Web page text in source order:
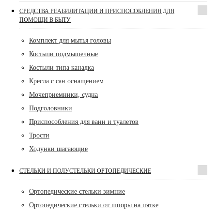
СРЕДСТВА РЕАБИЛИТАЦИИ И ПРИСПОСОБЛЕНИЯ ДЛЯ
ПОМОЩИ В БЫТУ
Комплект для мытья головы
Костыли подмышечные
Костыли типа канадка
Кресла с сан.оснащением
Мочеприемники, судна
Подголовники
Приспособления для ванн и туалетов
Трости
Ходунки шагающие
СТЕЛЬКИ И ПОЛУСТЕЛЬКИ ОРТОПЕДИЧЕСКИЕ
Ортопедические стельки зимние
Ортопедические стельки от шпоры на пятке